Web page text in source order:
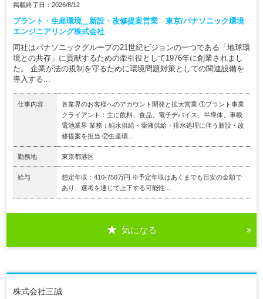
掲載終了日：2026/8/12
プラント・生産環境＿新設・改修提案営業 東京/パナソニック環境
エンジニアリング株式会社
同社はパナソニックグループの21世紀ビジョンの一つである「地球環
境との共存」に貢献するための牽引役として1976年に創業されまし
た。 企業が法の規制を守るために環境問題対策としての関連設備を
導入する...
仕事内容
各業界のお客様へのアカウント開発と拡大営業 ①プラント事業
クライアント：主に飲料、食品、電子デバイス、半導体、車載
電池業界 業務：純水供給・薬液供給・排水処理に伴う新設・改
修提案を担当 ②生産環...
勤務地 東京都港区
給与
想定年収：410-750万円 ※予定年収はあくまでも目安の金額で
あり、選考を通じて上下する可能性...
気になる
株式会社三誠